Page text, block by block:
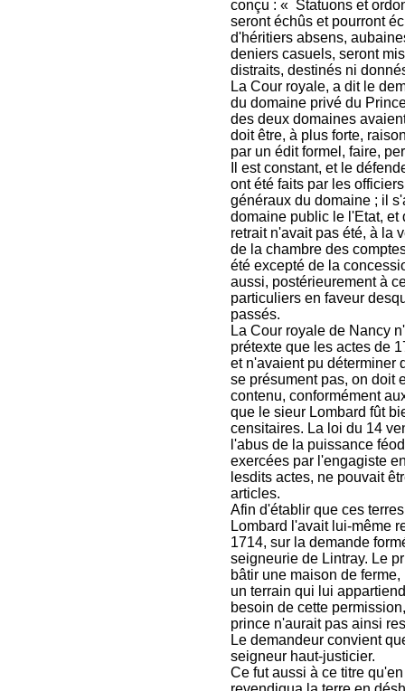
conçu : « Statuons et
seront échûs et pourront
d'héritiers absens,
deniers casuels, seront
distraits, destinés ni
La Cour royale, a dit le
du domaine privé du
des deux domaines
doit être, à plus forte,
par un édit formel, faire,
Il est constant, et le
ont été faits par les
généraux du domaine ; il
domaine public le l'Etat, et
retrait n'avait pas été, à la
de la chambre des
été excepté de la
aussi, postérieurement à
particuliers en faveur
passés.
La Cour royale de Nancy
prétexte que les actes de
et n'avaient pu déterminer
se présument pas, on doit
contenu, conformément
que le sieur Lombard fût
censitaires. La loi du 14
l'abus de la puissance
exercées par l'engagiste
lesdits actes, ne pouvait
articles.
Afin d'établir que ces
Lombard l'avait lui-même
1714, sur la demande
seigneurie de Lintray. Le
bâtir une maison de
un terrain qui lui
besoin de cette
prince n'aurait pas ainsi
Le demandeur convient
seigneur haut-justicier.
Ce fut aussi à ce titre